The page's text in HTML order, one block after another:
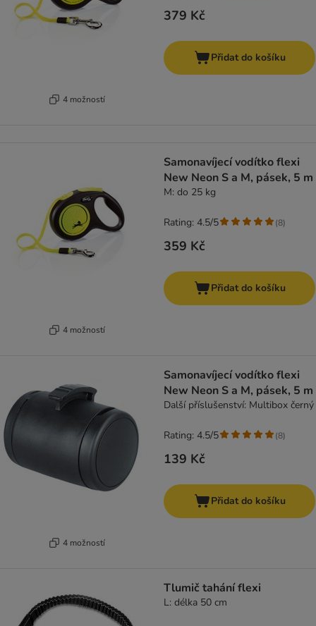
4 možností
379 Kč
Přidat do košíku
4 možností
Samonavíjecí vodítko flexi
New Neon S a M, pásek, 5 m
M: do 25 kg
359 Kč
Rating: 4.5/5 (8)
Přidat do košíku
4 možností
Samonavíjecí vodítko flexi
New Neon S a M, pásek, 5 m
Další příslušenství: Multibox černý
139 Kč
Rating: 4.5/5 (8)
Přidat do košíku
Tlumič tahání flexi
L: délka 50 cm